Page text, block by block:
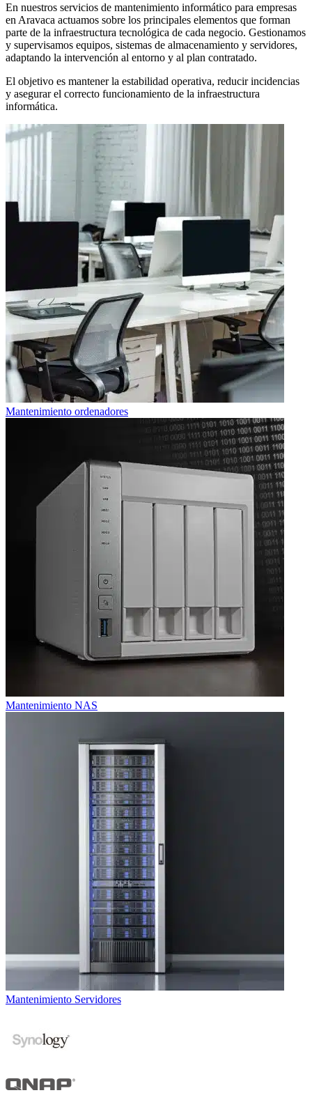
En nuestros servicios de mantenimiento informático para empresas
en Aravaca actuamos sobre los principales elementos que forman
parte de la infraestructura tecnológica de cada negocio. Gestionamos
y supervisamos equipos, sistemas de almacenamiento y servidores,
adaptando la intervención al entorno y al plan contratado.
El objetivo es mantener la estabilidad operativa, reducir incidencias
y asegurar el correcto funcionamiento de la infraestructura
informática.
Mantenimiento ordenadores
Mantenimiento NAS
Mantenimiento Servidores